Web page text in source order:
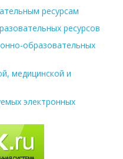
ресурсам
ресурсов
образовательных
медицинской и
электронных